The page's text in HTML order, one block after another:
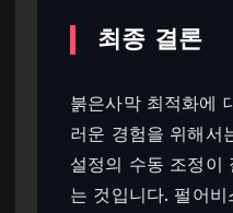
최종 결론
붉은사막 최적화에
러운 경험을 위해서
설정의 수동 조정이
는 것입니다. 펄어